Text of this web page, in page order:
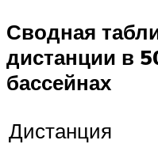
Сводная
дистанции в
бассейнах
Дистанция